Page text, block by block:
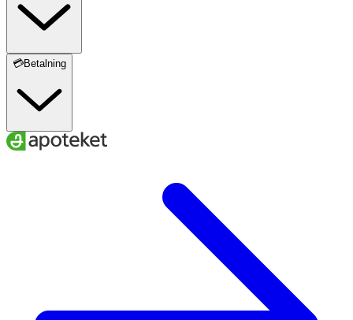
💳Betalning